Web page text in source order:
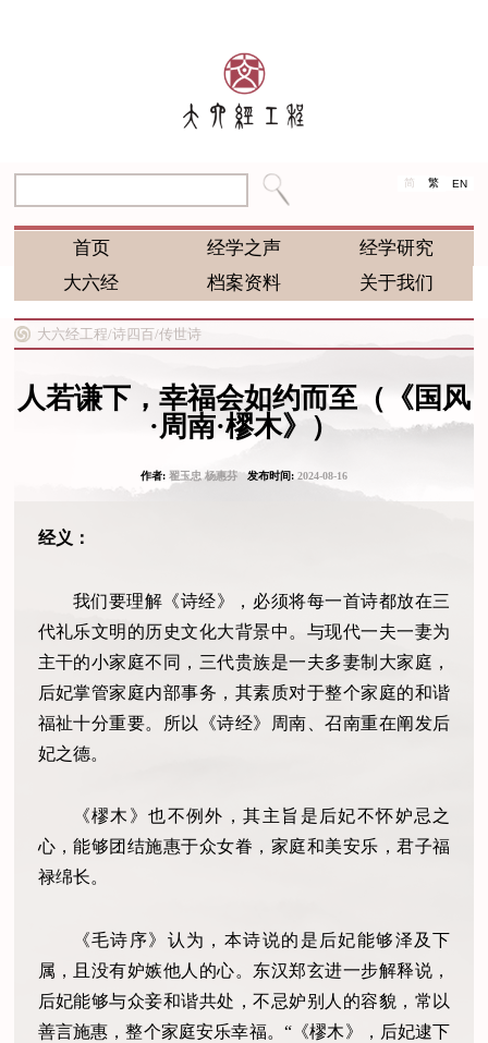
简 繁 EN
首页 经学之声
经学研究
大六经
档案资料 关于我们
大六经工程/诗四百/传世诗
人若谦下，幸福会如约而至（《国风
·周南·樛木》）
作者: 翟玉忠 杨惠芬发布时间: 2024-08-16
经义：
我们要理解《诗经》，必须将每一首诗都放在三
代礼乐文明的历史文化大背景中。与现代一夫一妻为
主干的小家庭不同，三代贵族是一夫多妻制大家庭，
后妃掌管家庭内部事务，其素质对于整个家庭的和谐
福祉十分重要。所以《诗经》周南、召南重在阐发后
妃之德。
《樛木》也不例外，其主旨是后妃不怀妒忌之
心，能够团结施惠于众女眷，家庭和美安乐，君子福
禄绵长。
《毛诗序》认为，本诗说的是后妃能够泽及下
属，且没有妒嫉他人的心。东汉郑玄进一步解释说，
后妃能够与众妾和谐共处，不忌妒别人的容貌，常以
善言施惠，整个家庭安乐幸福。“《樛木》，后妃逮下